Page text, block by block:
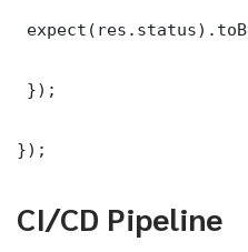
});
});
CI/CD Pipeline